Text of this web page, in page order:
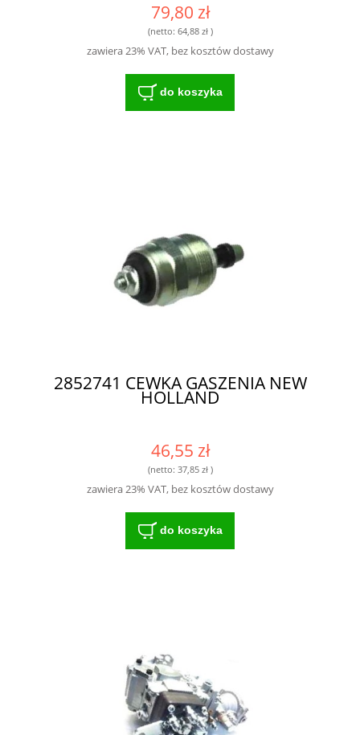
79,80 zł
(netto: 64,88 zł)
zawiera 23% VAT, bez kosztów dostawy
do koszyka
2852741 CEWKA GASZENIA NEW
HOLLAND
46,55 zł
(netto: 37,85 zł)
zawiera 23% VAT, bez kosztów dostawy
do koszyka